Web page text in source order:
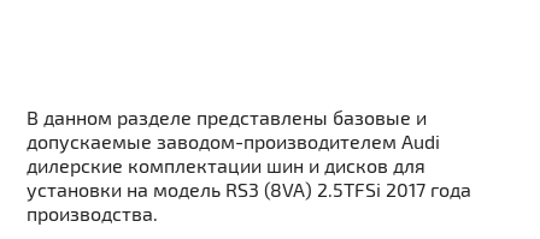
В данном разделе представлены базовые и
допускаемые заводом-производителем Audi
дилерские комплектации шин и дисков для
установки на модель RS3 (8VA) 2.5TFSi 2017 года
производства.